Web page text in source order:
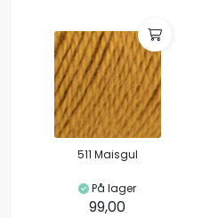
511 Maisgul
På lager
99,00